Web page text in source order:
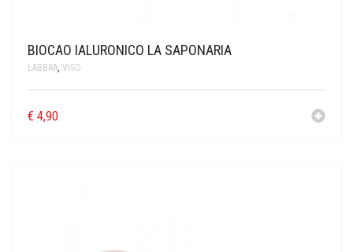
BIOCAO IALURONICO LA SAPONARIA
LABBRA, VISO
€ 4,90